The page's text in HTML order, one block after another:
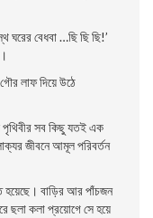
ঘরের বেধবা …ছি ছি ছি!’
লাফ দিয়ে উঠে
পৃথিবীর সব কিছু যতই এক
জীবনে আমূল পরিবর্তন
হয়েছে। বাড়ির আর পাঁচজন
ছলা কলা প্রয়ােগে সে হয়ে